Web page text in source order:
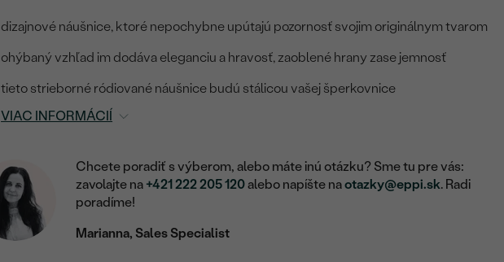
dizajnové náušnice, ktoré nepochybne upútajú pozornosť svojim originálnym tvarom
ohýbaný vzhľad im dodáva eleganciu a hravosť, zaoblené hrany zase jemnosť
tieto strieborné ródiované náušnice budú stálicou vašej šperkovnice
VIAC INFORMÁCIÍ
Chcete poradiť s výberom, alebo máte inú otázku? Sme tu pre vás:
zavolajte na +421 222 205 120alebo napíšte naotazky@eppi.sk. Radi
poradíme!
Marianna, Sales Specialist